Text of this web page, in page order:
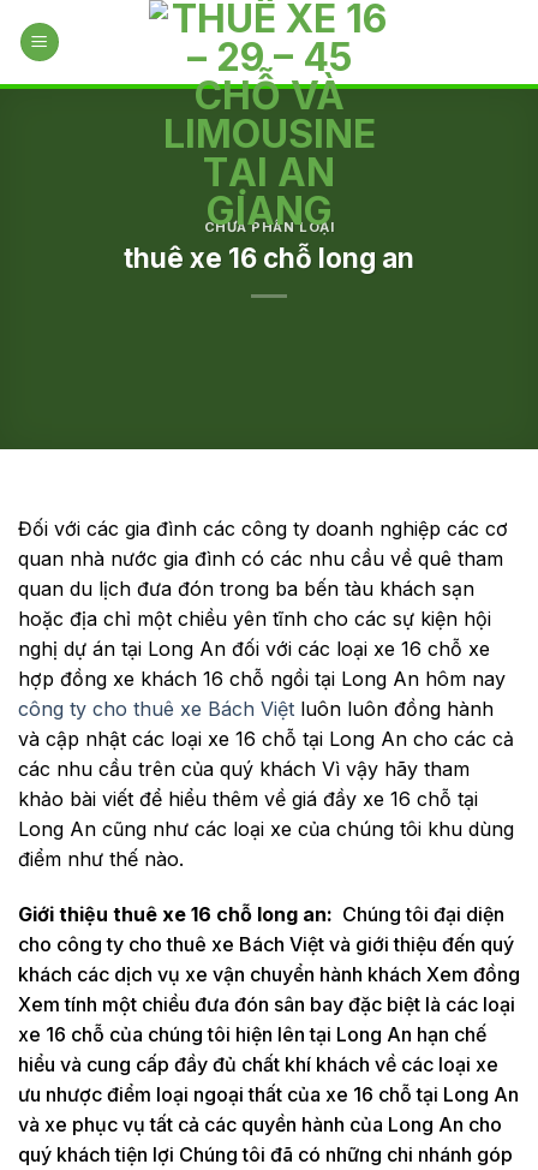
CHƯA PHÂN LOẠI
thuê xe 16 chỗ long an
Đối với các gia đình các công ty doanh nghiệp các cơ
quan nhà nước gia đình có các nhu cầu về quê tham
quan du lịch đưa đón trong ba bến tàu khách sạn
hoặc địa chỉ một chiều yên tĩnh cho các sự kiện hội
nghị dự án tại Long An đối với các loại xe 16 chỗ xe
hợp đồng xe khách 16 chỗ ngồi tại Long An hôm nay
công ty cho thuê xe Bách Việt luôn luôn đồng hành
và cập nhật các loại xe 16 chỗ tại Long An cho các cả
các nhu cầu trên của quý khách Vì vậy hãy tham
khảo bài viết để hiểu thêm về giá đầy xe 16 chỗ tại
Long An cũng như các loại xe của chúng tôi khu dùng
điểm như thế nào.
Giới thiệu thuê xe 16 chỗ long an: Chúng tôi đại diện
cho công ty cho thuê xe Bách Việt và giới thiệu đến quý
khách các dịch vụ xe vận chuyển hành khách Xem đồng
Xem tính một chiều đưa đón sân bay đặc biệt là các loại
xe 16 chỗ của chúng tôi hiện lên tại Long An hạn chế
hiểu và cung cấp đầy đủ chất khí khách về các loại xe
ưu nhược điểm loại ngoại thất của xe 16 chỗ tại Long An
và xe phục vụ tất cả các quyền hành của Long An cho
quý khách tiện lợi Chúng tôi đã có những chi nhánh góp